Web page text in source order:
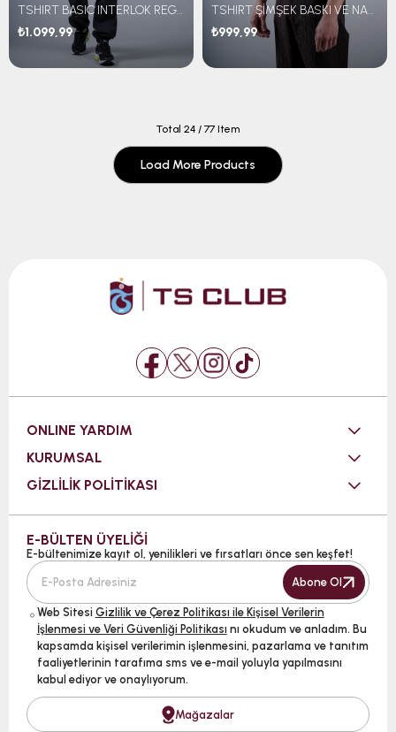
TSHIRT BASIC INTERLOK REGULAR FİT
₺1.099,99
TSHIRT ŞİMŞEK BASKI VE NAKIŞLI
₺999,99
Total 24 / 77 Item
Load More Products
ONLINE YARDIM
KURUMSAL
GİZLİLİK POLİTİKASI
E-BÜLTEN ÜYELİĞİ
E-bültenimize kayıt ol, yenilikleri ve fırsatları önce sen keşfet!
Abone Ol
Web Sitesi Gizlilik ve Çerez Politikası ile Kişisel Verilerin
İşlenmesi ve Veri Güvenliği Politikası nı okudum ve anladım. Bu
kapsamda kişisel verilerimin işlenmesini, pazarlama ve tanıtım
faaliyetlerinin tarafıma sms ve e-mail yoluyla yapılmasını
kabul ediyor ve onaylıyorum.
Mağazalar